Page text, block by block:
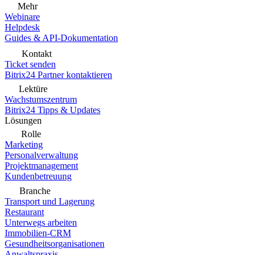
Mehr
Webinare
Helpdesk
Guides & API-Dokumentation
Kontakt
Ticket senden
Bitrix24 Partner kontaktieren
Lektüre
Wachstumszentrum
Bitrix24 Tipps & Updates
Lösungen
Rolle
Marketing
Personalverwaltung
Projektmanagement
Kundenbetreuung
Branche
Transport und Lagerung
Restaurant
Unterwegs arbeiten
Immobilien-CRM
Gesundheitsorganisationen